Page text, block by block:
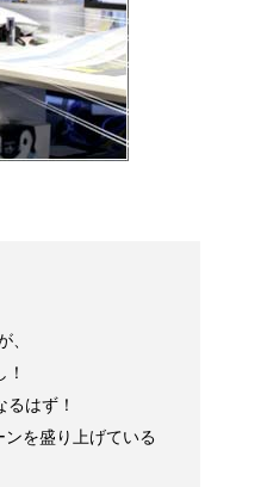
、
はず！
を盛り上げている